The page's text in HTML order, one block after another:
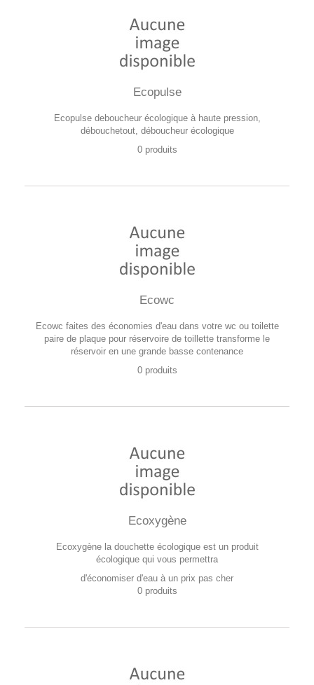
Ecopulse
Ecopulse deboucheur écologique à haute pression,
débouchetout, déboucheur écologique
0 produits
Ecowc
Ecowc faites des économies d'eau dans votre wc ou toilette
paire de plaque pour réservoire de toillette transforme le
réservoir en une grande basse contenance
0 produits
Ecoxygène
Ecoxygène la douchette écologique est un produit
écologique qui vous permettra
d'économiser d'eau à un prix pas cher
0 produits